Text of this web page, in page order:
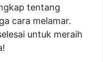
tentang
cara melamar.
untuk meraih